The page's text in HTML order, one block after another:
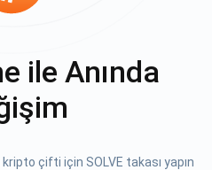
ile Anında
çifti için SOLVE takası yapın